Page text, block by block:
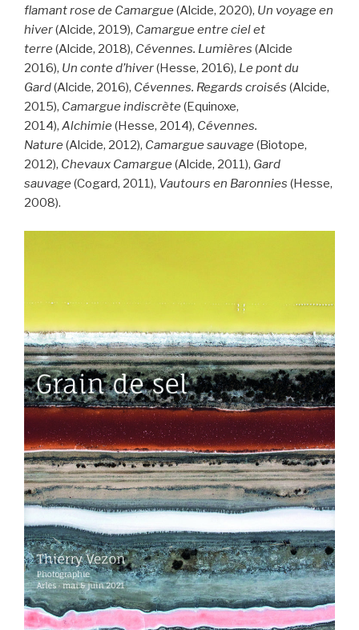
flamant rose de Camargue (Alcide, 2020), Un voyage en
hiver(Alcide, 2019), Camargue entre ciel et
terre (Alcide, 2018), Cévennes. Lumières (Alcide
2016), Un conte d’hiver(Hesse, 2016), Le pont du
Gard(Alcide, 2016), Cévennes. Regards croisés (Alcide,
2015), Camargue indiscrète (Equinoxe,
2014), Alchimie (Hesse, 2014), Cévennes.
Nature (Alcide, 2012), Camargue sauvage (Biotope,
2012), Chevaux Camargue (Alcide, 2011), Gard
sauvage (Cogard, 2011), Vautours en Baronnies (Hesse,
2008).